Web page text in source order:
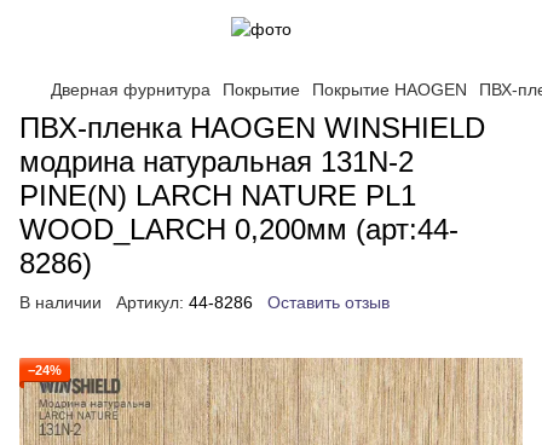
Дверная фурнитура Покрытие Покрытие HAOGEN ПВХ-
ПВХ-пленка HAOGEN WINSHIELD
модрина натуральная 131N-2
PINE(N) LARCH NATURE PL1
WOOD_LARCH 0,200мм (арт:44-
8286)
В наличии Артикул: 44-8286 Оставить отзыв
−24%